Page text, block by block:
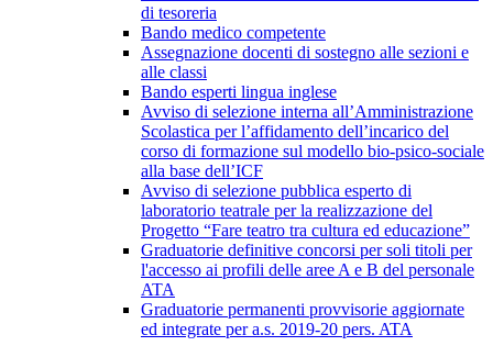
di tesoreria
Bando medico competente
Assegnazione docenti di sostegno alle sezioni e
alle classi
Bando esperti lingua inglese
Avviso di selezione interna all’Amministrazione
Scolastica per l’affidamento dell’incarico del
corso di formazione sul modello bio-psico-sociale
alla base dell’ICF
Avviso di selezione pubblica esperto di
laboratorio teatrale per la realizzazione del
Progetto “Fare teatro tra cultura ed educazione”
Graduatorie definitive concorsi per soli titoli per
l'accesso ai profili delle aree A e B del personale
ATA
Graduatorie permanenti provvisorie aggiornate
ed integrate per a.s. 2019-20 pers. ATA